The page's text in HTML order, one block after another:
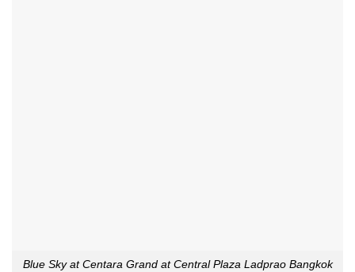
Blue Sky at Centara Grand at Central Plaza Ladprao Bangkok